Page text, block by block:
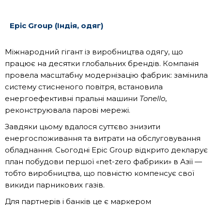
Epic Group (Індія, одяг)
Міжнародний гігант із виробництва одягу, що
працює на десятки глобальних брендів. Компанія
провела масштабну модернізацію фабрик: замінила
систему стисненого повітря, встановила
енергоефективні пральні машини Tonello,
реконструювала парові мережі.
Завдяки цьому вдалося суттєво знизити
енергоспоживання та витрати на обслуговування
обладнання. Сьогодні Epic Group відкрито декларує
план побудови першої «net-zero фабрики» в Азії —
тобто виробництва, що повністю компенсує свої
викиди парникових газів.
Для партнерів і банків це є маркером